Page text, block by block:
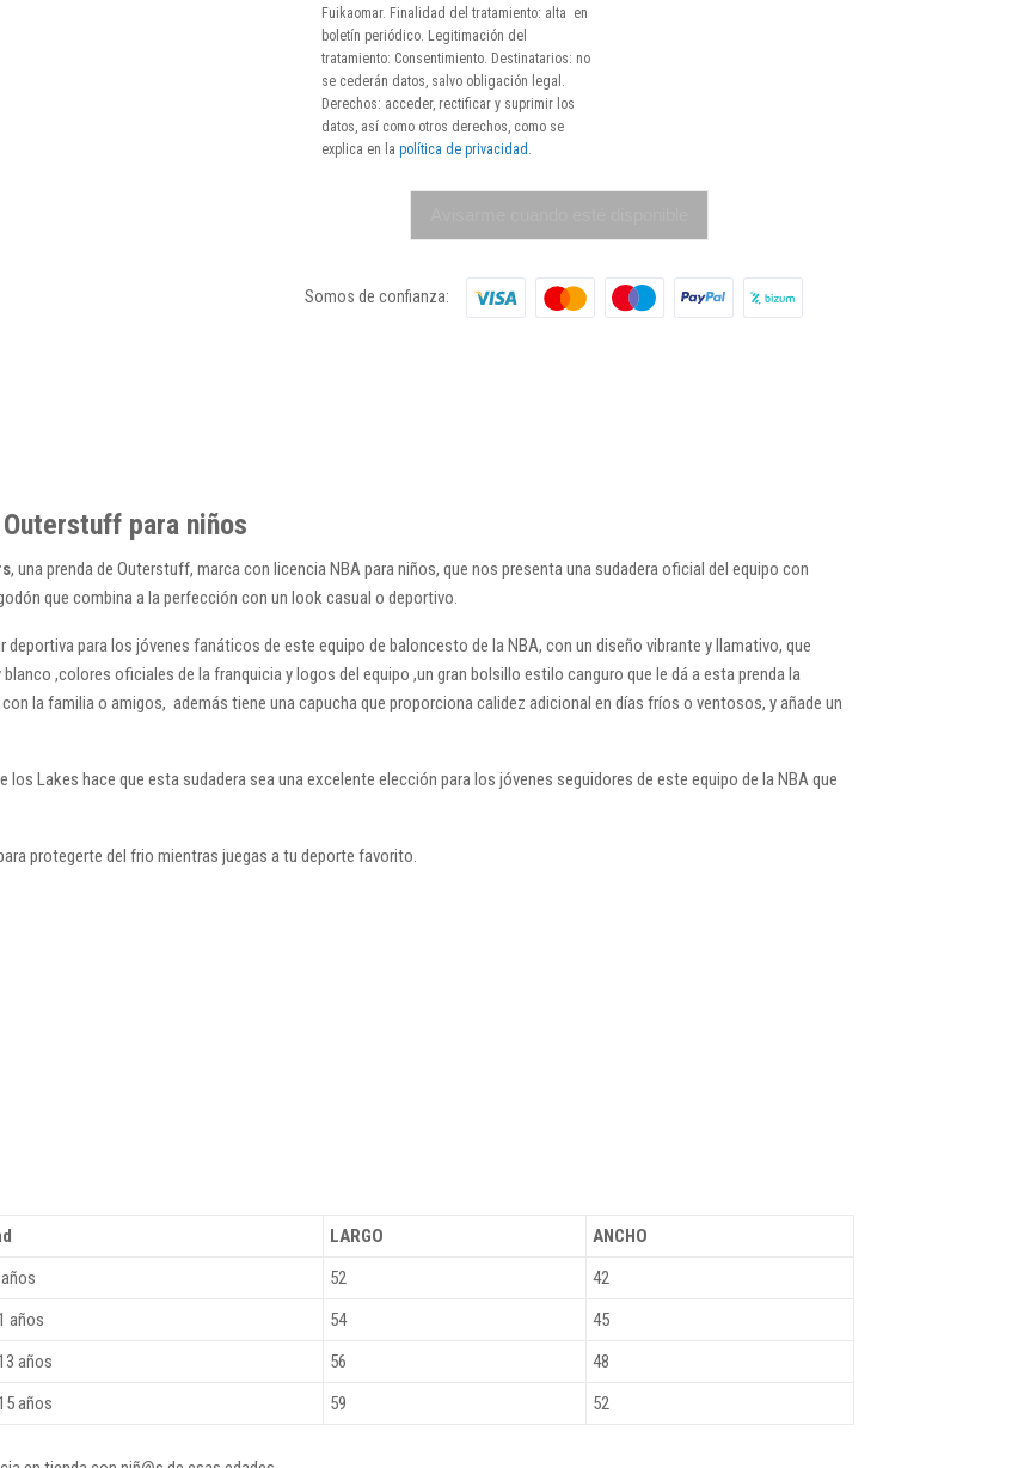
Fuikaomar. Finalidad del tratamiento: alta en
boletín periódico. Legitimación del
tratamiento: Consentimiento. Destinatarios: no
se cederán datos, salvo obligación legal.
Derechos: acceder, rectificar y suprimir los
datos, así como otros derechos, como se
explica en la política de privacidad
Somos de confianza:
para niños
, una prenda de Outerstuff, marca con licencia NBA para niños, que nos presenta una sudadera oficial del equipo con
que combina a la perfección con un look casual o deportivo.
deportiva para los jóvenes fanáticos de este equipo de baloncesto de la NBA, con un diseño vibrante y llamativo, que
,colores oficiales de la franquicia y logos del equipo ,un gran bolsillo estilo canguro que le dá a esta prenda la
la familia o amigos, además tiene una capucha que proporciona calidez adicional en días fríos o ventosos, y añade un
Lakes hace que esta sudadera sea una excelente elección para los jóvenes seguidores de este equipo de la NBA que
protegerte del frio mientras juegas a tu deporte favorito.
LARGO
ANCHO
52
42
años 54
45
años 56
48
años 59 52